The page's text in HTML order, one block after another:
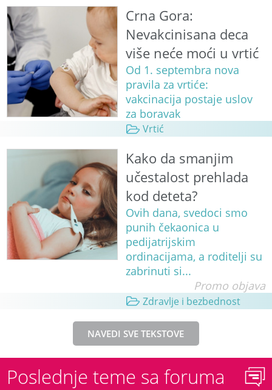
Crna Gora:
Nevakcinisana deca
više neće moći u vrtić
Od 1. septembra nova
pravila za vrtiće:
vakcinacija postaje uslov
za boravak
Vrtić
Kako da smanjim
učestalost prehlada
kod deteta?
Ovih dana, svedoci smo
punih čekaonica u
pedijatrijskim
ordinacijama, a roditelji su
zabrinuti si...
Promo objava
Zdravlje i bezbednost
NAVEDI SVE TEKSTOVE
Poslednje teme sa foruma